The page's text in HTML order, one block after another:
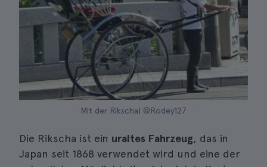
Mit der Rikscha| ©Rodey127
Die Rikscha ist ein uraltes Fahrzeug, das in
Japan seit 1868 verwendet wird und eine der